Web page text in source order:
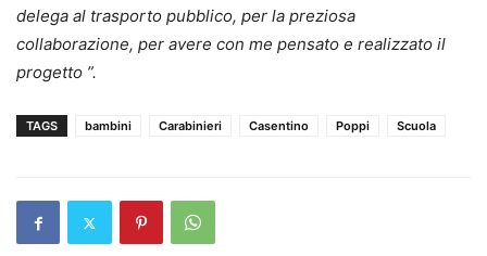
delega al trasporto pubblico, per la preziosa
collaborazione, per avere con me pensato e realizzato il
progetto ”.
TAGS bambini Carabinieri Casentino Poppi Scuola